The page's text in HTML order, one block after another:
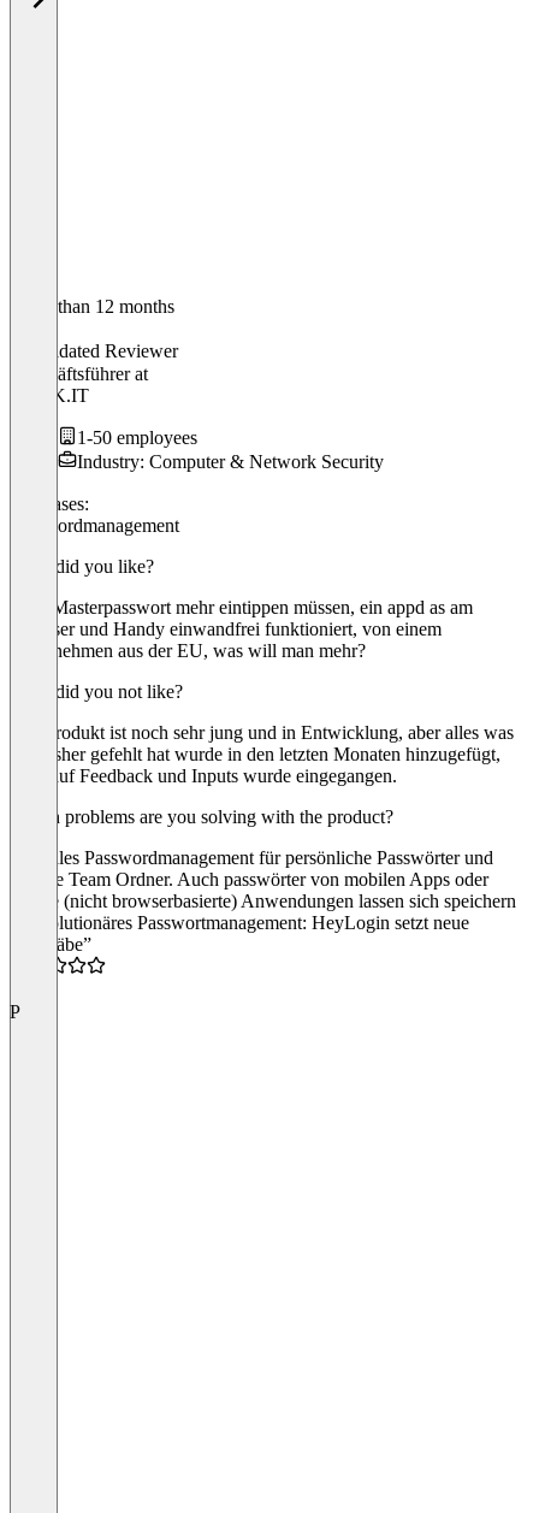
Older than 12 months
Validated Reviewer
Geschäftsführerat
AWSK.IT
1-50 employees
Industry: Computer & Network Security
Use cases:
Passwordmanagement
What did you like?
Kein Masterpasswort mehr eintippen müssen, ein appd as am
Browser und Handy einwandfrei funktioniert, von einem
Unternehmen aus der EU, was will man mehr?
What did you not like?
Das Produkt ist noch sehr jung und in Entwicklung, aber alles was
mir bisher gefehlt hat wurde in den letzten Monaten hinzugefügt,
auch auf Feedback und Inputs wurde eingegangen.
Which problems are you solving with the product?
Zentrales Passwordmanagement für persönliche Passwörter und
geteilte Team Ordner. Auch passwörter von mobilen Apps oder
offline (nicht browserbasierte) Anwendungen lassen sich speichern
“Revolutionäres Passwortmanagement: HeyLogin setzt neue
Maßstäbe”
P